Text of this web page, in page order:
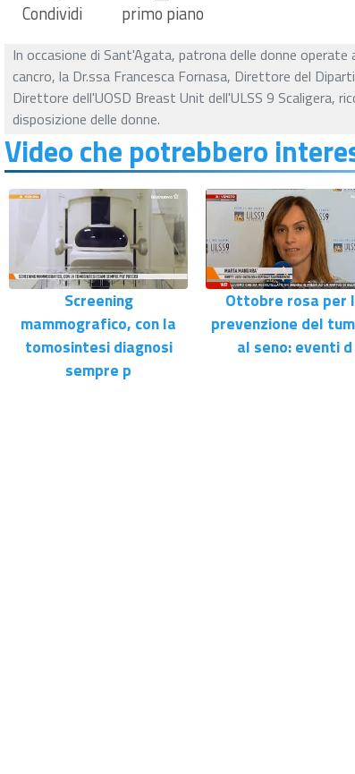
Condividi primo piano
In occasione di Sant'Agata, patrona delle donne
cancro, la Dr.ssa Francesca Fornasa, Direttore del
Direttore dell'UOSD Breast Unit dell'ULSS 9 Scaligera,
disposizione delle donne.
Video che potrebbero
Screening
mammografico, con la
tomosintesi diagnosi
sempre p
Ottobre rosa per
prevenzione del
al seno: eventi d